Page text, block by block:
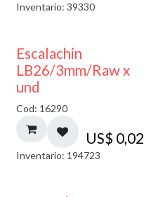
Inventario: 39330
Escalachin
LB26/3mm/Raw x
und
Cod: 16290
US$ 0,02
Inventario: 194723